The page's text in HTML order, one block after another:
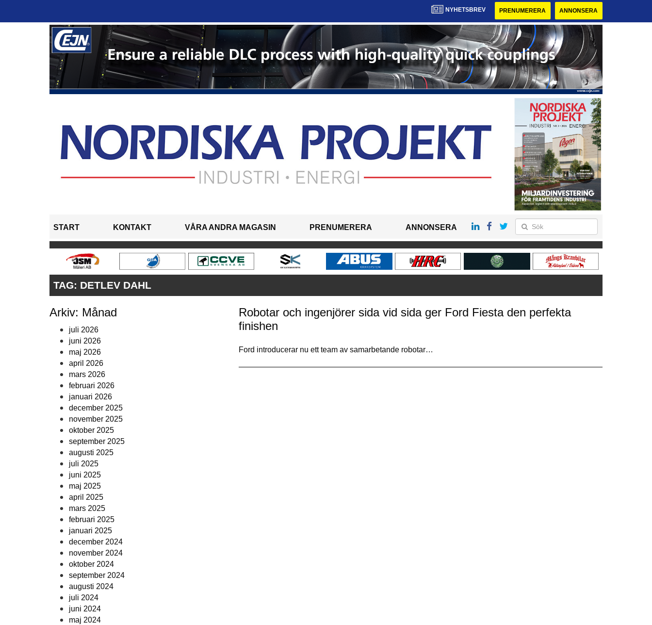
NYHETSBREV PRENUMERERA ANNONSERA
START KONTAKT VÅRA ANDRA MAGASIN PRENUMERERA ANNONSERA
TAG: DETLEV DAHL
Arkiv: Månad
juli 2026
juni 2026
maj 2026
april 2026
mars 2026
februari 2026
januari 2026
december 2025
november 2025
oktober 2025
september 2025
augusti 2025
juli 2025
juni 2025
maj 2025
april 2025
mars 2025
februari 2025
januari 2025
december 2024
november 2024
oktober 2024
september 2024
augusti 2024
juli 2024
juni 2024
maj 2024
Robotar och ingenjörer sida vid sida ger Ford Fiesta den perfekta
finishen
Ford introducerar nu ett team av samarbetande robotar…